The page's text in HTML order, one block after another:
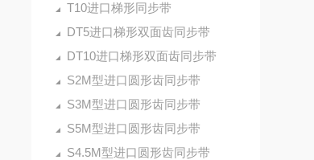
T10进口梯形同步带
DT5进口梯形双面齿同步带
DT10进口梯形双面齿同步带
S2M型进口圆形齿同步带
S3M型进口圆形齿同步带
S5M型进口圆形齿同步带
S4.5M型进口圆形齿同步带